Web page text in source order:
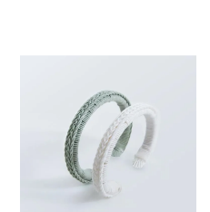
インテリア雑貨
フード・ドリンク
食器・キッチン